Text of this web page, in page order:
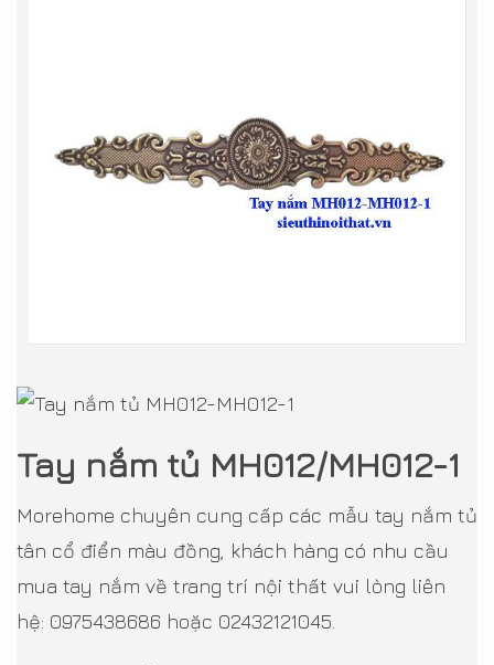
Tay nắm tủ MH012/MH012-1
Morehome chuyên cung cấp các mẫu tay nắm tủ
tân cổ điển màu đồng, khách hàng có nhu cầu
mua tay nắm về trang trí nội thất vui lòng liên
hệ: 0975438686 hoặc 02432121045.